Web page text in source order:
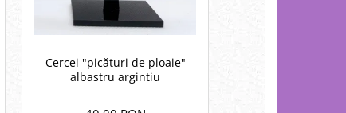
Cercei "picături de ploaie"
albastru argintiu